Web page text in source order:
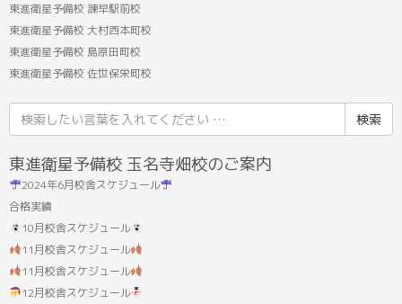
東進衛星予備校 諫早駅前校
東進衛星予備校 大村西本町校
東進衛星予備校 島原田町校
東進衛星予備校 佐世保栄町校
索
結
果:
東進衛星予備校 玉名寺畑校のご案内
2024年6月校舎スケジュール
合格実績
10月校舎スケジュール
11月校舎スケジュール
11月校舎スケジュール
12月校舎スケジュール